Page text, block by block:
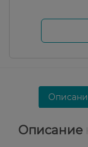
Описание